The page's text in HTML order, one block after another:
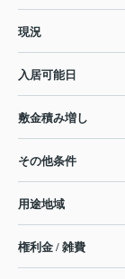
現況
入居可能日
敷金積み増し
その他条件
用途地域
権利金 / 雑費